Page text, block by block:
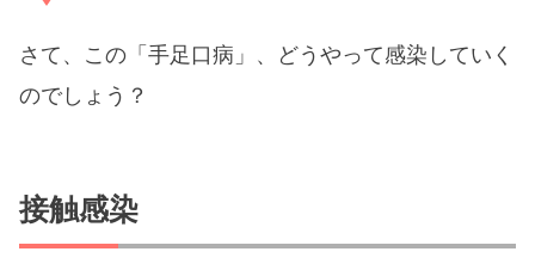
さて、この「手足口病」、どうやって感染していく
のでしょう？
接触感染